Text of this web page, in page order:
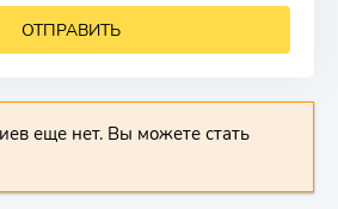
ОТПРАВИТЬ
еще нет. Вы можете стать